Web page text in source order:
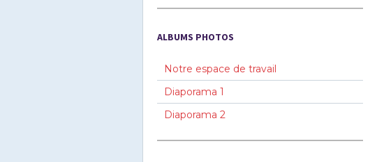
ALBUMS PHOTOS
Notre espace de travail
Diaporama 1
Diaporama 2